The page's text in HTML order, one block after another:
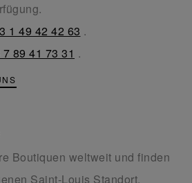
1 49 42 42 63 .
7 89 41 73 31 .
Boutiquen weltweit und finden
Saint-Louis Standort.